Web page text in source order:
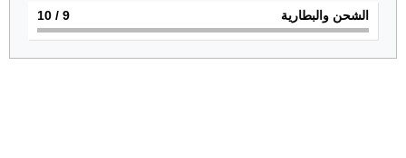
الشحن والبطارية 9
/ 10